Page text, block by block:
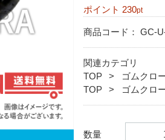
ポイント 230pt
商品コード： GC-
関連カテゴリ
TOP
ゴムクロ
TOP
ゴムクロ
数量